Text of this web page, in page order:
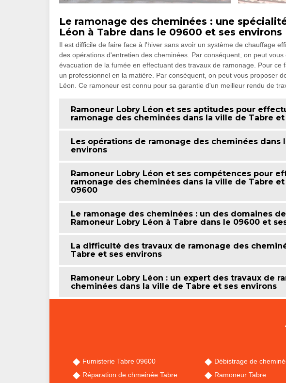
Le ramonage des cheminées : une
Léon à Tabre dans le 09600 et ses environs
Il est difficile de faire face à l'hiver sans avoir un système de chauffage
des opérations d'entretien des cheminées. Par conséquent, on peut
évacuation de la fumée en effectuant des travaux de ramonage. Pour ce
un professionnel en la matière. Par conséquent, on peut vous proposer
Léon. Ce ramoneur est connu pour sa garantie d'un meilleur rendu de
Ramoneur Lobry Léon et ses aptitudes pour
ramonage des cheminées dans la ville de Tabre
Les opérations de ramonage des cheminées dans
environs
Ramoneur Lobry Léon et ses compétences pour
ramonage des cheminées dans la ville de Tabre
09600
Le ramonage des cheminées : un des domaines
Ramoneur Lobry Léon à Tabre dans le 09600 et
La difficulté des travaux de ramonage des
Tabre et ses environs
Ramoneur Lobry Léon : un expert des travaux de
cheminées dans la ville de Tabre et ses environs
Fumisterie Tabre 09600
Réparation de chmeinée Tabre
Débistrage de
Ramoneur Tabre